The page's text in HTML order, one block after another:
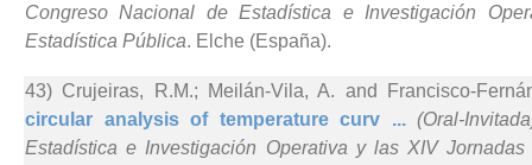
Congreso Nacional de Estadística e Investigación
Estadística Pública. Elche (España).
43) Crujeiras, R.M.; Meilán-Vila, A. and Francisco-
circular analysis of temperature curv ... (Oral-
Estadística e Investigación Operativa y las XIV